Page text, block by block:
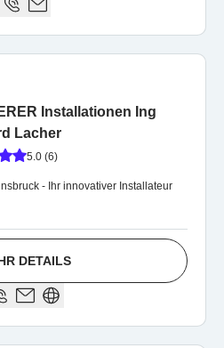
Installationen Ing
Lacher
5.0 (6)
- Ihr innovativer Installateur
DETAILS